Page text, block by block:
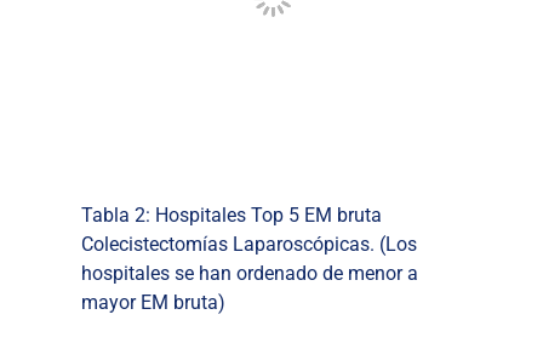
Tabla 2: Hospitales Top 5 EM bruta
Colecistectomías Laparoscópicas. (Los
hospitales se han ordenado de menor a
mayor EM bruta)